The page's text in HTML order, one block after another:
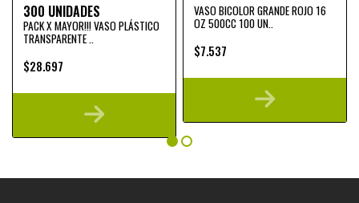
300 UNIDADES
PACK X MAYOR!!! VASO PLÁSTICO
TRANSPARENTE ..
$28.697
VASO BICOLOR GRANDE ROJO 16
OZ 500CC 100 UN..
$7.537